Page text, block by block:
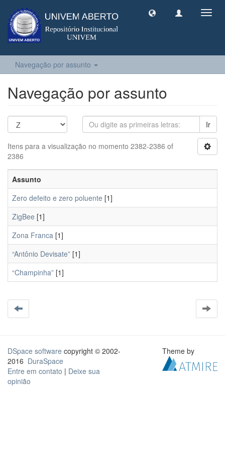
Navegação por assunto
Navegação por assunto
Ir
Itens para a visualização no momento 2382-2386 of
2386
Assunto
Zero defeito e zero poluente [1]
ZigBee [1]
Zona Franca [1]
“Antônio Devisate” [1]
“Champinha” [1]
DSpace software copyright © 2002-
2016 DuraSpace
Entre em contato | Deixe sua
opinião
Theme by